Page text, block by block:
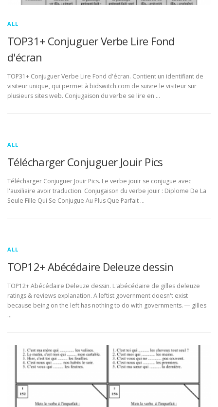
ALL
TOP31+ Conjuguer Verbe Lire Fond
d'écran
TOP31+ Conjuguer Verbe Lire Fond d'écran. Contient un identifiant de
visiteur unique, qui permet à bidswitch.com de suivre le visiteur sur
plusieurs sites web. Conjugaison du verbe se lire en …
ALL
Télécharger Conjuguer Jouir Pics
Télécharger Conjuguer Jouir Pics. Le verbe jouir se conjugue avec
l'auxiliaire avoir traduction. Conjugaison du verbe jouir : Diplome De La
Seule Fille Qui Se Conjugue Au Plus Que Parfait …
ALL
TOP12+ Abécédaire Deleuze dessin
TOP12+ Abécédaire Deleuze dessin. L'abécédaire de gilles deleuze
ratings & reviews explanation. A leftist government doesn't exist
because being on the left has nothing to do with governments. ― gilles
…